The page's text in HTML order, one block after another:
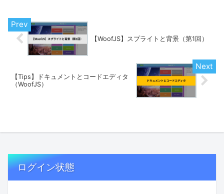
【WoofJS】スプライトと背景（第1回）
【Tips】ドキュメントとコードエディタ
（WoofJS）
ログイン状態